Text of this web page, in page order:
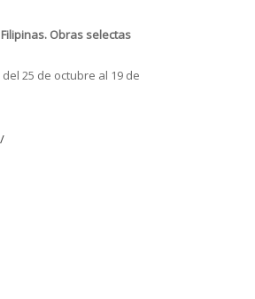
Obras selectas
25 de octubre al 19 de